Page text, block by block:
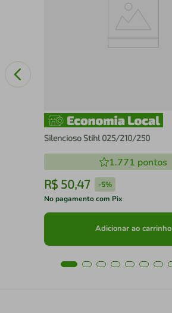
Silencioso Stihl 025/210/250
1.771 pontos
R$ 50,47 -5%
No pagamento com Pix
Adicionar ao carrinho